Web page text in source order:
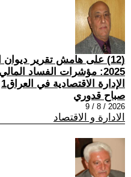
(12) على هامش تقرير ديوان
2025: مؤشرات الفساد
الإدارة الاقتصادية في العراق1
صباح قدوري
2026 / 8 / 9
الادارة و الاقتصاد